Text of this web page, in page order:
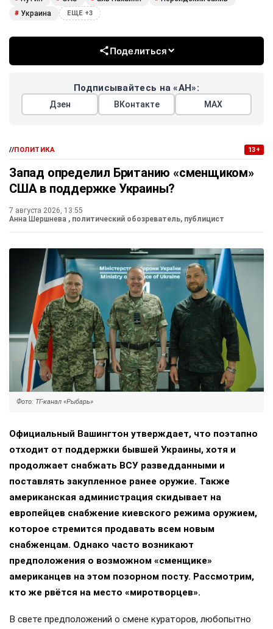
# Украина ЕЩЕ +3
Поделиться
Подписывайтесь на «АН»:
Дзен ВКонтакте МАХ
//ПОЛИТИКА 13+
Запад определил Британию «сменщиком»
США в поддержке Украины?
7 августа 2026, 13:55
Анна Шершнева , политический обозреватель, публицист
Фото: ТГ-канал «Рыбарь»
Официальный Вашингтон утверждает, что поэтапно
отходит от поддержки бывшей Украины, хотя и
продолжает снабжать ВСУ разведданными и
поставлять закупленное ранее оружие. Также
американская администрация скидывает на
европейцев снабжение киевского режима оружием,
которое стремится продавать всем новым
снабженцам. Однако часто возникают
предположения о возможном «сменщике»
американцев на этом позорном посту. Рассмотрим,
кто же рвётся на место «миротворцев».
В свете предположений о смене кураторов, любопытно